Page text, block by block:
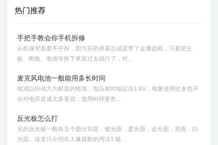
热门推荐
手把手教会你手机拆修
从机身背面着手开拆，因为买的屏幕总成是带了金属边框，只要把主
板、附板、电池等拆下来装过去就行了，对...
麦克风电池一般能用多长时间
电池以锌动力为材质的电池，电压相对稳定在1.6V，电量使用过多也不
会对电压造成太多变动，使用时间更长...
反光板怎么打
见的反光板一般有五个面分别是，银光面，柔光面，金光面，黑面，白
光面。这里只介绍在人像摄影的用法1.银...